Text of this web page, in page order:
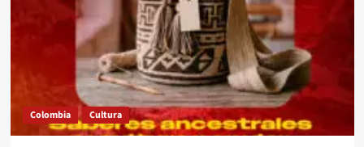
Colombia Cultura